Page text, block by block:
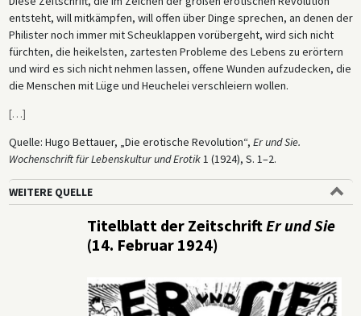
entsteht, will mitkämpfen, will offen über Dinge sprechen, an denen der
Philister noch immer mit Scheuklappen vorübergeht, wird sich nicht
fürchten, die heikelsten, zartesten Probleme des Lebens zu erörtern
und wird es sich nicht nehmen lassen, offene Wunden aufzudecken, die
die Menschen mit Lüge und Heuchelei verschleiern wollen.
[…]
Quelle: Hugo Bettauer, „Die erotische Revolution“, Er und Sie.
Wochenschrift für Lebenskultur und Erotik1 (1924), S. 1–2.
WEITERE QUELLE
Titelblatt der ZeitschriftEr und Sie
(14. Februar 1924)